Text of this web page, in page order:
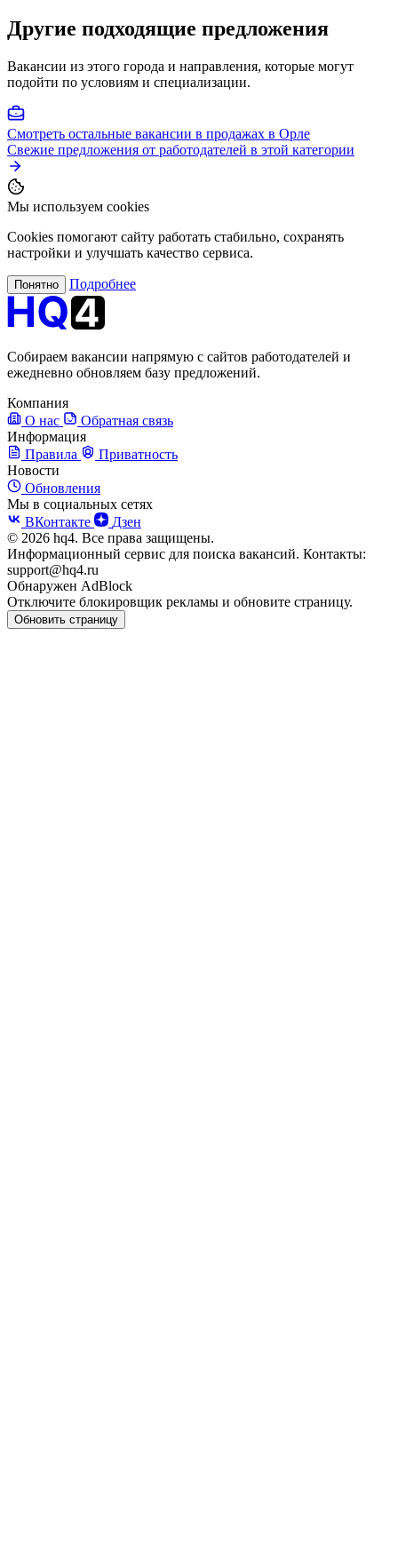
Другие подходящие предложения
Вакансии из этого города и направления, которые могут
подойти по условиям и специализации.
Смотреть остальные вакансии в продажах в Орле
Свежие предложения от работодателей в этой категории
Мы используем cookies
Cookies помогают сайту работать стабильно, сохранять
настройки и улучшать качество сервиса.
Понятно Подробнее
Собираем вакансии напрямую с сайтов работодателей и
ежедневно обновляем базу предложений.
Компания
О нас
Обратная связь
Информация
Правила
Приватность
Новости
Обновления
Мы в социальных сетях
ВКонтакте
Дзен
© 2026 hq4. Все права защищены.
Информационный сервис для поиска вакансий. Контакты:
support@hq4.ru
Обнаружен AdBlock
Отключите блокировщик рекламы и обновите страницу.
Обновить страницу